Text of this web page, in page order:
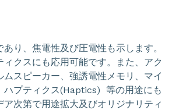
り、焦電性及び圧電性も示します。
クスにも応用可能です。また、アク
スピーカー、強誘電性メモリ、マイ
ハプティクス(Haptics) 等の用途にも
ア次第で用途拡大及びオリジナリティ